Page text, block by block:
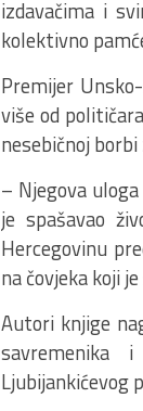
izdavačima i
kolektivno
Premijer
više od
nesebičnoj
– Njegova
je spašavao
Hercegovinu
na čovjeka koji
Autori knjige
savremenika
Ljubijankićevog